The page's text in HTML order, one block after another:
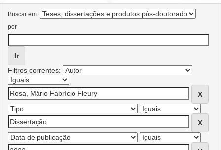
Buscar em:
por
Filtros correntes: